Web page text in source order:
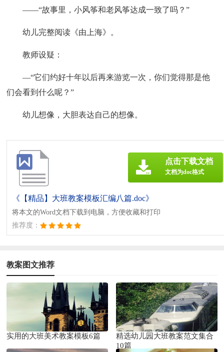
——“故事里，小风筝和老风筝达成一致了吗？”
幼儿完整阅读《由上海》。
教师设疑：
—“它们约好十年以后再来游览一次，你们觉得那是他
们会看到什么呢？”
幼儿想像，大胆表达自己的想像。
《【精品】大班教案模板汇编八篇.doc》
将本文的Word文档下载到电脑，方便收藏和打印
推荐度：
点击下载文档
文档为doc格式
教案图文推荐
实用的大班美术教案模板6篇
精选幼儿园大班教案范文集合
10篇